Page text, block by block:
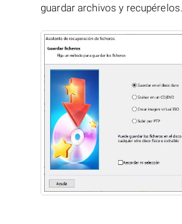
guardar archivos y recupérelos.